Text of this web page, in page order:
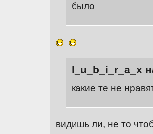
было
l_u_b_i_r_a_x
какие те не
видишь ли, не то